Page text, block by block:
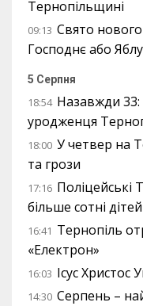
Тернопільщині
09:13 Свято
Господнє або
5 Серпня
18:54 Назавжди 33:
уродженця
18:00 У четвер на
та грози
17:16
більше сотні дітей
16:41 Тернопіль
«Електрон»
16:03 Ісус Христос
14:30 Серпень –